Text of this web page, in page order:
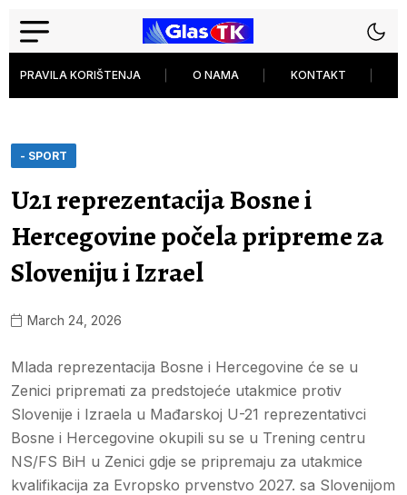
PRAVILA KORIŠTENJA O NAMA KONTAKT
- SPORT
U21 reprezentacija Bosne i
Hercegovine počela pripreme za
Sloveniju i Izrael
March 24, 2026
Mlada reprezentacija Bosne i Hercegovine će se u
Zenici pripremati za predstojeće utakmice protiv
Slovenije i Izraela u Mađarskoj U-21 reprezentativci
Bosne i Hercegovine okupili su se u Trening centru
NS/FS BiH u Zenici gdje se pripremaju za utakmice
kvalifikacija za Evropsko prvenstvo 2027. sa Slovenijom